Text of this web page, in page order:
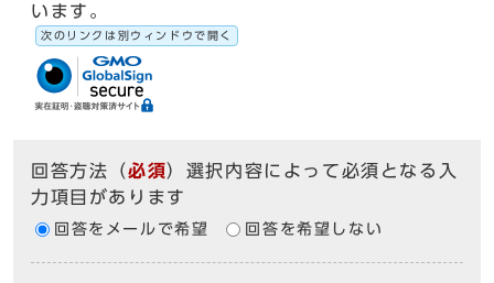
います。
次のリンクは別ウィンドウで開く
回答方法 （必須）選択内容によって必須となる入
力項目があります
回答をメールで希望 回答を希望しない